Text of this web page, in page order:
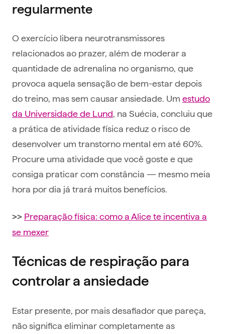
regularmente
O exercício libera neurotransmissores
relacionados ao prazer, além de moderar a
quantidade de adrenalina no organismo, que
provoca aquela sensação de bem-estar depois
do treino, mas sem causar ansiedade. Um estudo
da Universidade de Lund, na Suécia, concluiu que
a prática de atividade física reduz o risco de
desenvolver um transtorno mental em até 60%.
Procure uma atividade que você goste e que
consiga praticar com constância — mesmo meia
hora por dia já trará muitos benefícios.
>> Preparação física: como a Alice te incentiva a
se mexer
Técnicas de respiração para
controlar a ansiedade
Estar presente, por mais desafiador que pareça,
não significa eliminar completamente as